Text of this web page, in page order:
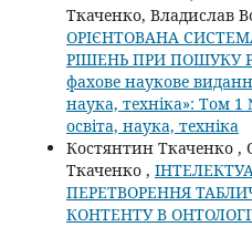
Ткаченко, Владислав
ОРІЄНТОВАНА
РІШЕНЬ ПРИ ПОШУКУ
фахове наукове
наука, техніка»: Том 1
освіта, наука, техніка
Костянтин Ткаченко ,
Ткаченко ,
ПЕРЕТВОРЕННЯ
КОНТЕНТУ В